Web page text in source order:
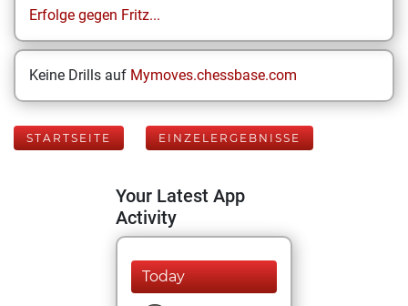
Erfolge gegen Fritz...
Keine Drills auf Mymoves.chessbase.com
STARTSEITE EINZELERGEBNISSE
Your Latest App
Activity
Today